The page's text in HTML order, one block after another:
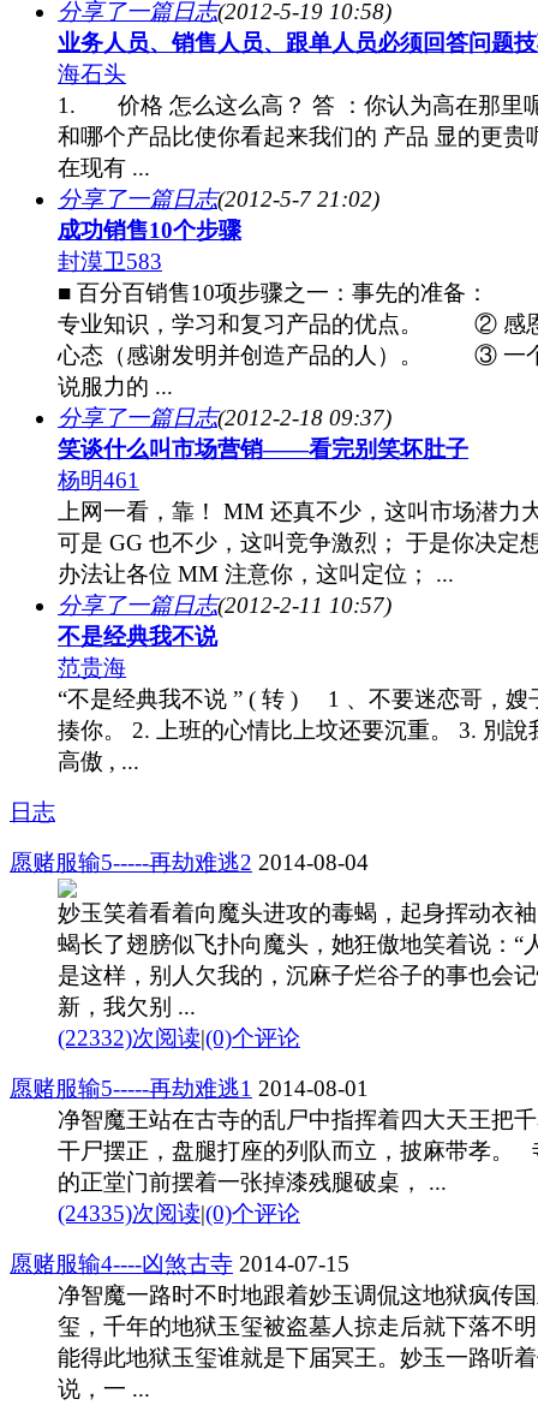
分享了一篇日志(2012-5-19 10:58)
业务人员、销售人员、跟单人员必须回答问题
海石头
1. 价格 怎么这么高？ 答 ：你认为高在那里
和哪个产品比使你看起来我们的 产品 显的更贵
在现有 ...
分享了一篇日志(2012-5-7 21:02)
成功销售10个步骤
封漠卫583
■ 百分百销售10项步骤之一：事先的准备
专业知识，学习和复习产品的优点。 ② 感
心态（感谢发明并创造产品的人）。 ③ 一
说服力的 ...
分享了一篇日志(2012-2-18 09:37)
笑谈什么叫市场营销——看完别笑坏肚子
杨明461
上网一看，靠！ MM 还真不少，这叫市场潜力
可是 GG 也不少，这叫竞争激烈； 于是你决定
办法让各位 MM 注意你，这叫定位； ...
分享了一篇日志(2012-2-11 10:57)
不是经典我不说
范贵海
“不是经典我不说 ” ( 转 ) 1 、不要迷恋哥，嫂
揍你。 2. 上班的心情比上坟还要沉重。 3. 別說
高傲 , ...
日志
愿赌服输5-----再劫难逃2 2014-08-04
妙玉笑着看着向魔头进攻的毒蝎，起身挥动衣
蝎长了翅膀似飞扑向魔头，她狂傲地笑着说：“
是这样，别人欠我的，沉麻子烂谷子的事也会
新，我欠别 ...
(22332)次阅读|(0)个评论
愿赌服输5-----再劫难逃1 2014-08-01
净智魔王站在古寺的乱尸中指挥着四大天王把
干尸摆正，盘腿打座的列队而立，披麻带孝。
的正堂门前摆着一张掉漆残腿破桌， ...
(24335)次阅读|(0)个评论
愿赌服输4----凶煞古寺 2014-07-15
净智魔一路时不时地跟着妙玉调侃这地狱疯传
玺，千年的地狱玉玺被盗墓人掠走后就下落不
能得此地狱玉玺谁就是下届冥王。妙玉一路听
说，一 ...